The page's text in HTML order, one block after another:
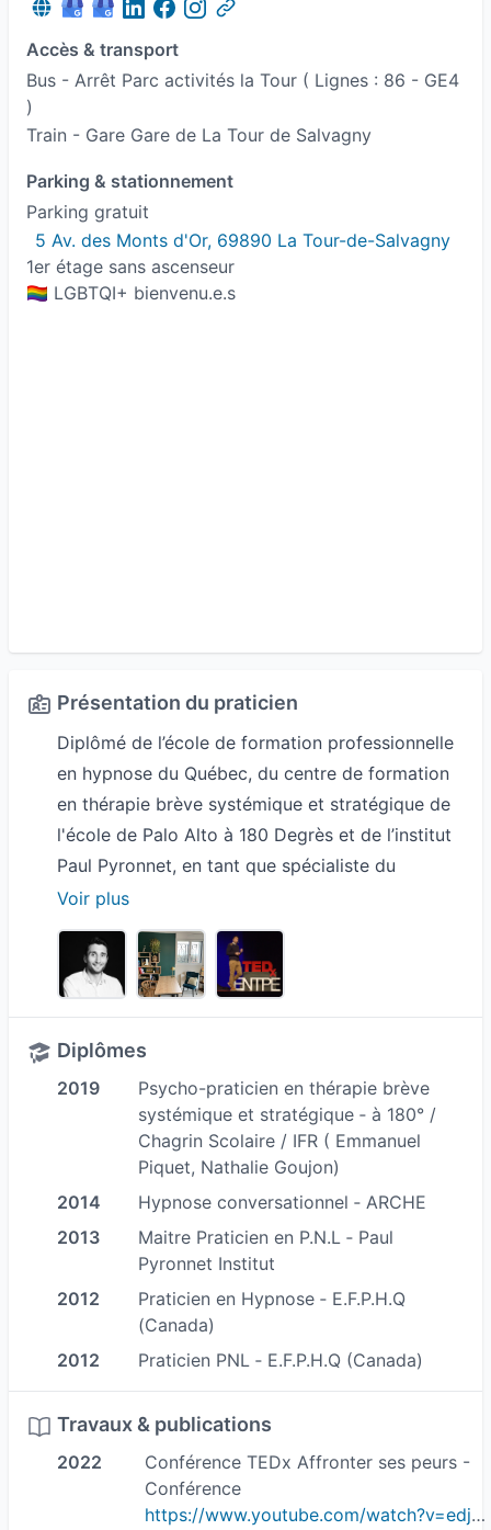
Accès & transport
Bus - Arrêt Parc activités la Tour ( Lignes : 86 - GE4
)
Train - Gare Gare de La Tour de Salvagny
Parking & stationnement
Parking gratuit
5 Av. des Monts d'Or, 69890 La Tour-de-Salvagny
1er étage sans ascenseur
🏳️‍🌈 LGBTQI+ bienvenu.e.s
Présentation du praticien
Diplômé de l’école de formation professionnelle
en hypnose du Québec, du centre de formation
en thérapie brève systémique et stratégique de
l'école de Palo Alto à 180 Degrès et de l’institut
Paul Pyronnet, en tant que spécialiste du
développement personnel, j’accompagne de
manière individuelle ou collective les personnes
dans la vie quotidienne, le monde du sport et de
l’entreprise.
Le bien être personnel, la sérénité, la confiance
en soi et les relations avec les autres sont pour
moi les clefs d’une vie épanouie.
Mes principes sont de travailler dans une
relation de confiance et d’écoute avec chacun,
au cours de séances personnalisées, afin
d’atteindre au mieux vos objectifs.
En tant que membre de la brigade des Sapeurs
Pompiers de Paris dans la première partie de ma
carrière professionnelle, j’ai expérimenté de
nombreuses situations de mises à l’épreuve
physique et psychologique. Egalement sportif
de haut niveau, j’ai développé des techniques de
préparation mentale ce qui m’a permis de
renforcer mon expertise au service des autres.
- Praticien en hypnose
Voir plus
Diplômes
2019
Psycho-praticien en thérapie brève
systémique et stratégique ‐ à 180° /
Chagrin Scolaire / IFR ( Emmanuel
Piquet, Nathalie Goujon)
2014
Hypnose conversationnel ‐ ARCHE
2013
Maitre Praticien en P.N.L ‐ Paul
Pyronnet Institut
2012
Praticien en Hypnose ‐ E.F.P.H.Q
(Canada)
2012
Praticien PNL ‐ E.F.P.H.Q (Canada)
Travaux & publications
2022
Conférence TEDx Affronter ses peurs -
Conférence
https://www.youtube.com/watch?v=edj3g9Cgb94&t=11s